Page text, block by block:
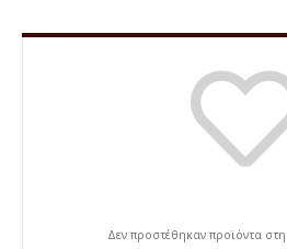
Δεν προστέθηκαν προϊόντα